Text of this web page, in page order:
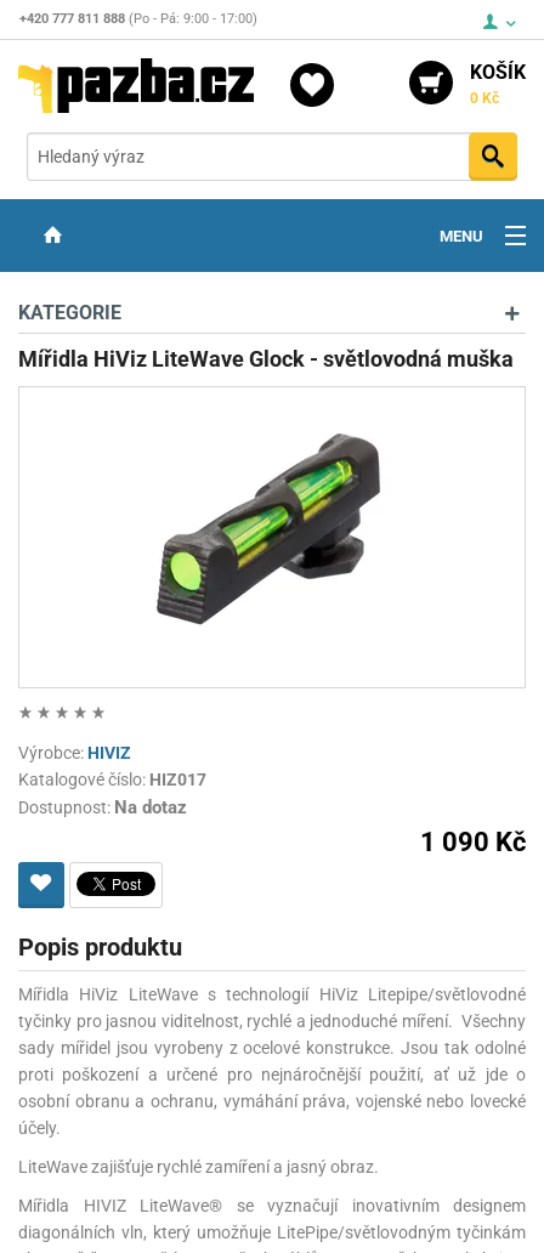
+420 777 811 888 (Po - Pá: 9:00 - 17:00)
KOŠÍK
0 Kč
MENU
OPTIKA
STŘELIVO
KATEGORIE
Mířidla HiViz LiteWave Glock - světlovodná muška
Výrobce:HIVIZ
Katalogové číslo: HIZ017
Dostupnost: Na dotaz
1 090 Kč
Popis produktu
Mířidla HiViz LiteWave s technologií HiViz Litepipe/světlovodné
tyčinky pro jasnou viditelnost, rychlé a jednoduché míření. Všechny
sady mířidel jsou vyrobeny z ocelové konstrukce. Jsou tak odolné
proti poškození a určené pro nejnáročnější použití, ať už jde o
osobní obranu a ochranu, vymáhání práva, vojenské nebo lovecké
účely.
LiteWave zajišťuje rychlé zamíření a jasný obraz.
Mířidla HIVIZ LiteWave® se vyznačují inovativním designem
diagonálních vln, který umožňuje LitePipe/světlovodným tyčinkám